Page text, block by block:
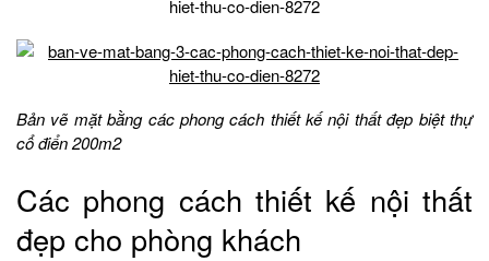
Bản vẽ mặt bằng các phong cách thiết kế nội thất đẹp biệt thự
cổ điển 200m2
Các phong cách thiết kế nội thất
đẹp cho phòng khách